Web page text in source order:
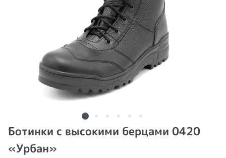
Ботинки с высокими берцами 0420
«Урбан»